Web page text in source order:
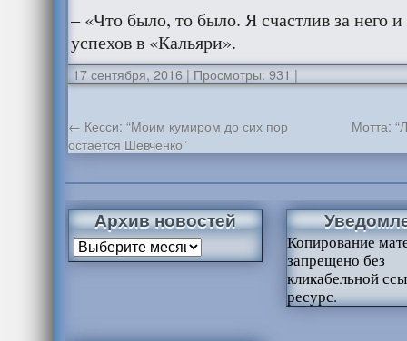
– «Что было, то было. Я счастлив за него
успехов в «Кальяри».
17 сентября, 2016 | Просмотры: 931 |
← Кесси: “Моим кумиром до сих пор
остается Шевченко”
Мотта:
Архив новостей
Копирование
запрещено без
кликабельной
ресурс.